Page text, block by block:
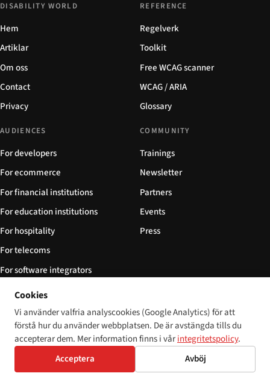
DISABILITY WORLD
Hem
Artiklar
Om oss
Contact
Privacy
REFERENCE
Regelverk
Toolkit
Free WCAG scanner
WCAG / ARIA
Glossary
AUDIENCES
For developers
For ecommerce
For financial institutions
For education institutions
For hospitality
For telecoms
For software integrators
For NGOs
COMMUNITY
Trainings
Newsletter
Partners
Events
Press
FOLLOW
Prenumerera via RSS
llms.txt
Cookies
Vi använder valfria analyscookies (Google Analytics) för att
förstå hur du använder webbplatsen. De är avstängda tills du
accepterar dem. Mer information finns i vårintegritetspolicy.
Acceptera
Avböj